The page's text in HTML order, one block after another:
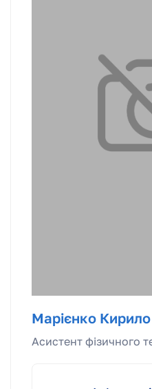
Марієнко
Асистент фізичного